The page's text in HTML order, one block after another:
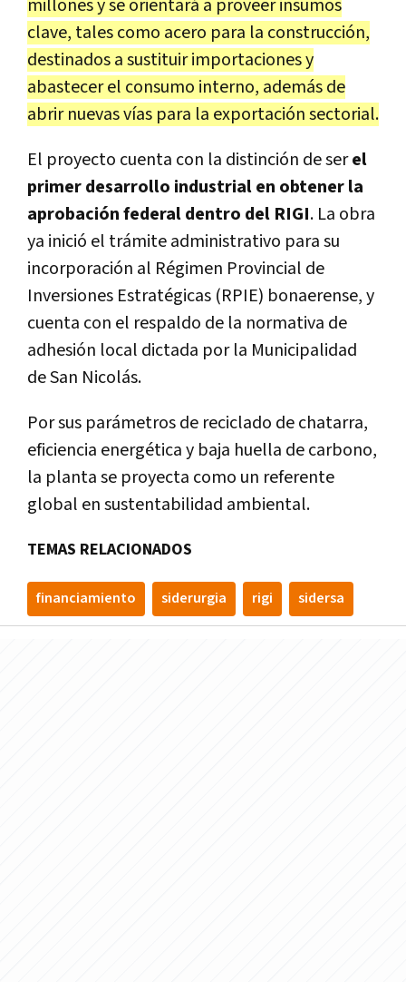
millones y se orientará a proveer insumos
clave, tales como acero para la construcción,
destinados a sustituir importaciones y
abastecer el consumo interno, además de
abrir nuevas vías para la exportación sectorial.
El proyecto cuenta con la distinción de serel
primer desarrollo industrial en obtener la
aprobación federal dentro del RIGI. La obra
ya inició el trámite administrativo para su
incorporación al Régimen Provincial de
Inversiones Estratégicas (RPIE) bonaerense, y
cuenta con el respaldo de la normativa de
adhesión local dictada por la Municipalidad
de San Nicolás.
Por sus parámetros de reciclado de chatarra,
eficiencia energética y baja huella de carbono,
la planta se proyecta como un referente
global en sustentabilidad ambiental.
TEMAS RELACIONADOS
financiamiento siderurgia rigi sidersa